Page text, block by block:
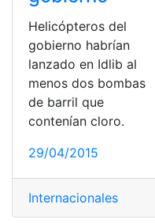
Helicópteros del
gobierno habrían
lanzado en Idlib al
menos dos bombas
de barril que
contenían cloro.
29/04/2015
Internacionales